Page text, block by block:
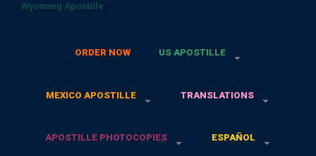
Wyoming Apostille
ORDER NOW US APOSTILLE
MEXICO APOSTILLE TRANSLATIONS
APOSTILLE PHOTOCOPIES ESPAÑOL